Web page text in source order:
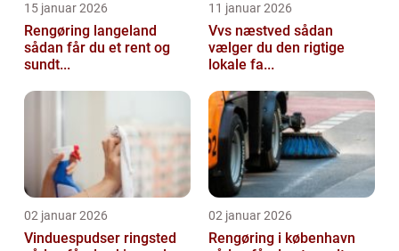
15 januar 2026
Rengøring langeland
sådan får du et rent og
sundt...
11 januar 2026
Vvs næstved sådan
vælger du den rigtige
lokale fa...
02 januar 2026
Vinduespudser ringsted
02 januar 2026
Rengøring i københavn